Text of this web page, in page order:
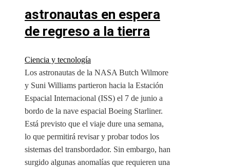
astronautas en espera
de regreso a la tierra
Ciencia y tecnología
Los astronautas de la NASA Butch Wilmore
y Suni Williams partieron hacia la Estación
Espacial Internacional (ISS) el 7 de junio a
bordo de la nave espacial Boeing Starliner.
Está previsto que el viaje dure una semana,
lo que permitirá revisar y probar todos los
sistemas del transbordador. Sin embargo, han
surgido algunas anomalías que requieren una